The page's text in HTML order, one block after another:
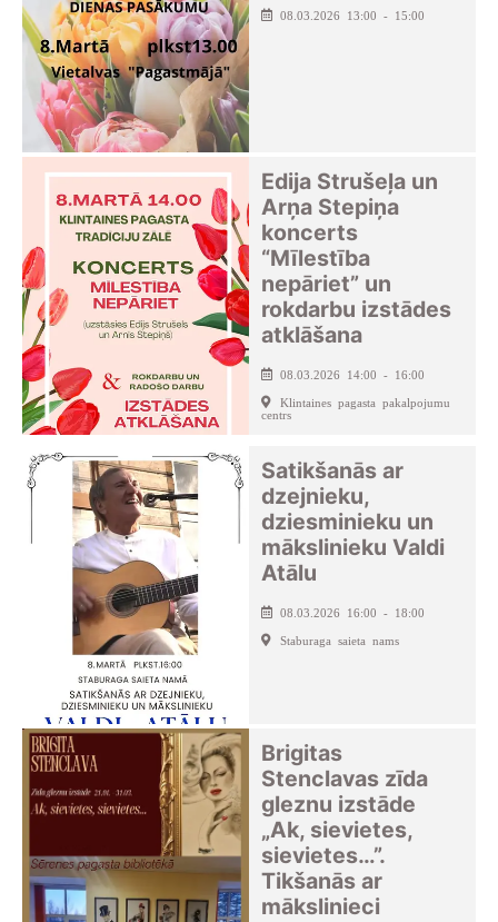
08.03.2026 13:00 - 15:00
Edija Strušeļa un
Arņa Stepiņa
koncerts
“Mīlestība
nepāriet” un
rokdarbu izstādes
atklāšana
08.03.2026 14:00 - 16:00
Klintaines pagasta pakalpojumu
centrs
Satikšanās ar
dzejnieku,
dziesminieku un
mākslinieku Valdi
Atālu
08.03.2026 16:00 - 18:00
Staburaga saieta nams
Brigitas
Stenclavas zīda
gleznu izstāde
„Ak, sievietes,
sievietes…”.
Tikšanās ar
mākslinieci